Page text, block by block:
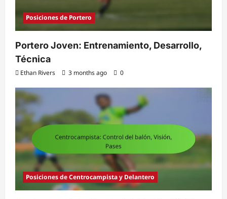
Posiciones de Portero
Portero Joven: Entrenamiento, Desarrollo,
Técnica
Ethan Rivers 3 months ago 0
Posiciones de Centrocampista y Delantero